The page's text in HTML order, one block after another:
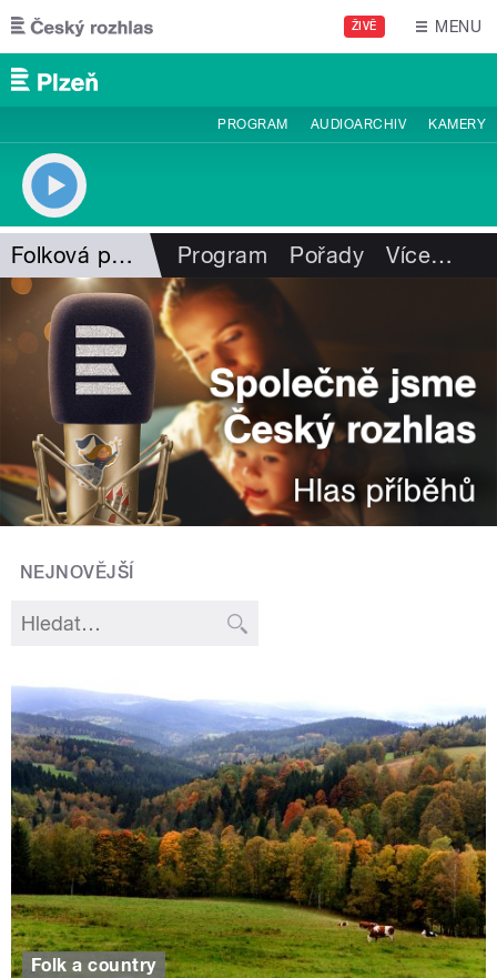
Přejít k hlavnímu obsahu
ŽIVĚ MENU
PROGRAM AUDIOARCHIV KAMERY
Folková pohlazení Program Pořady Více…
NEJNOVĚJŠÍ
Folk a country